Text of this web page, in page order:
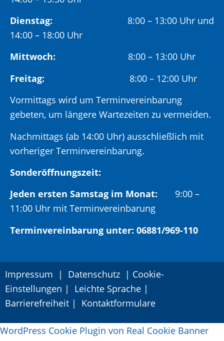
Dienstag: 8:00 – 13:00 Uhr und
14:00 – 18:00 Uhr
Mittwoch: 8:00 – 13:00 Uhr
Freitag:
8:00 – 12:00 Uhr
Vormittags wird um Terminvereinbarung
gebeten, um längere Wartezeiten zu vermeiden.
Nachmittags (ab 14:00 Uhr) ausschließlich mit
vorheriger Terminvereinbarung.
Sonderöffnungszeit:
Jeden ersten Samstag im Monat: 9:00 –
11:00 Uhr mit Terminvereinbarung
Terminvereinbarung unter: 06881/969-110
Impressum | Datenschutz | Cookie-
Einstellungen | Leichte Sprache |
Barrierefreiheit | Kontaktformulare
WordPress Cookie Plugin von Real Cookie Banner